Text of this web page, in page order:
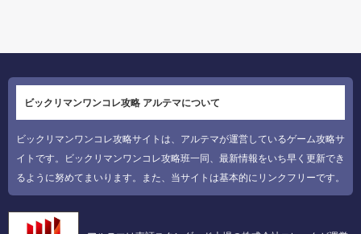
ビックリマンワンコレ攻略 アルテマについて
ビックリマンワンコレ攻略サイトは、アルテマが運営しているゲーム攻略サ
イトです。ビックリマンワンコレ攻略班一同、最新情報をいち早く更新でき
るように努めてまいります。また、当サイトは基本的にリンクフリーです。